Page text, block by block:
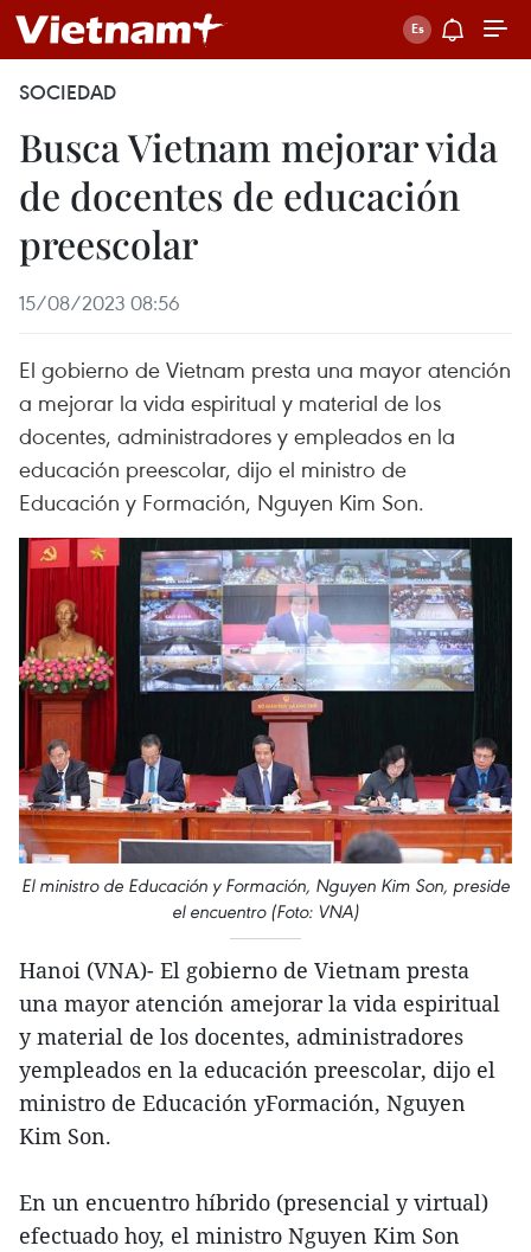
SOCIEDAD
Busca Vietnam mejorar vida
de docentes de educación
preescolar
15/08/2023 08:56
El gobierno de Vietnam presta una mayor atención
a mejorar la vida espiritual y material de los
docentes, administradores y empleados en la
educación preescolar, dijo el ministro de
Educación y Formación, Nguyen Kim Son.
El ministro de Educación y Formación, Nguyen Kim Son, preside
el encuentro (Foto: VNA)
Hanoi (VNA)- El gobierno de Vietnam presta
una mayor atención amejorar la vida espiritual
y material de los docentes, administradores
yempleados en la educación preescolar, dijo el
ministro de Educación yFormación, Nguyen
Kim Son.
En un encuentro híbrido (presencial y virtual)
efectuado hoy, el ministro Nguyen Kim Son